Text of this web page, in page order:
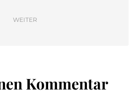
WEITER
Kommentar